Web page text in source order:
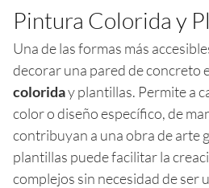
Pintura Colorida y
Una de las formas más
decorar una pared de concreto
coloriday plantillas. Permite a
color o diseño específico, de
contribuyan a una obra de arte
plantillas puede facilitar la
complejos sin necesidad de ser